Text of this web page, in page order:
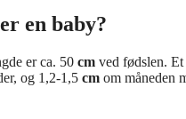
en baby?
er ca. 50 cm ved fødslen.
og 1,2-1,5 cm om måneden